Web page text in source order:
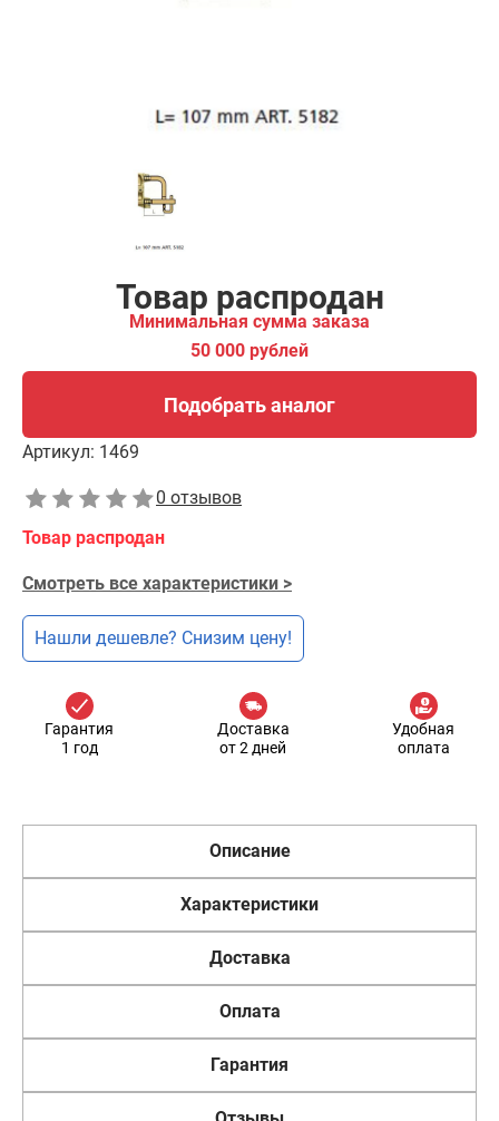
Товар распродан
Минимальная сумма заказа
50 000 рублей
Подобрать аналог
Артикул: 1469
0 отзывов
Товар распродан
Смотреть все характеристики >
Нашли дешевле? Снизим цену!
Гарантия
1 год
Доставка
от 2 дней
Удобная
оплата
Описание
Характеристики
Доставка
Оплата
Гарантия